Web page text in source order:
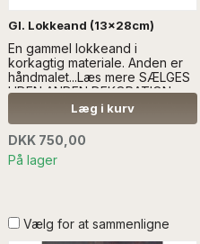
Gl. Lokkeand (13x28cm)
En gammel lokkeand i
korkagtig materiale. Anden er
håndmalet...Læs mere SÆLGES
UDEN ANDEN DEKORATION
Læg i kurv
DKK 750,00
På lager
Vælg for at sammenligne